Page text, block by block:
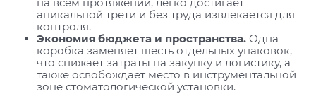
апикальной трети и без труда извлекается для
контроля.
Экономия бюджета и пространства. Одна
коробка заменяет шесть отдельных упаковок,
что снижает затраты на закупку и логистику, а
также освобождает место в инструментальной
зоне стоматологической установки.